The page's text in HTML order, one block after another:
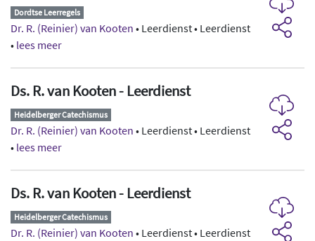
Dordtse Leerregels
Dr. R. (Reinier) van Kooten • Leerdienst • Leerdienst
• lees meer
Ds. R. van Kooten - Leerdienst
Heidelberger Catechismus
Dr. R. (Reinier) van Kooten • Leerdienst • Leerdienst
• lees meer
Ds. R. van Kooten - Leerdienst
Heidelberger Catechismus
Dr. R. (Reinier) van Kooten • Leerdienst • Leerdienst